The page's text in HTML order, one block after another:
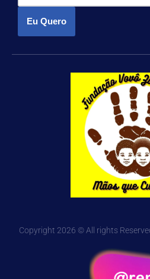
Eu Quero
Copyright 2026 © All rights